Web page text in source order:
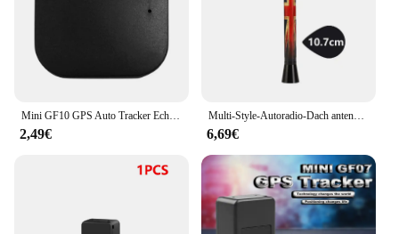
Mini GF10 GPS Auto Tracker Echtzeit-Tracking Anti-Diebstahl Anti-Lost Key Pet Locator starke magnetische Tag Nachricht Position ierer Gerät
2,49€
Multi-Style-Autoradio-Dach antenne für Mini Cooper One Country man R56 R55 R58 R60 R61 F55 F56 F60 F53 F54 Autozubehör
6,69€